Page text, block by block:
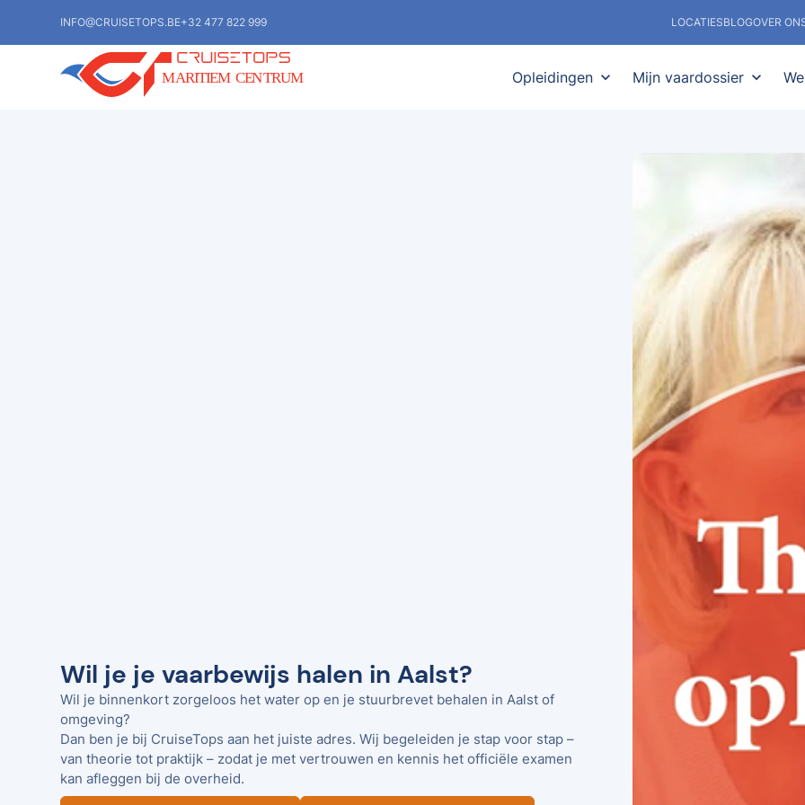
INFO@CRUISETOPS.BE+32 477 822 999 LOCATIESBLOGOVER
Opleidingen expand_more Mijn vaardossier expand_more
Wil je je vaarbewijs halen in Aalst?
Wil je binnenkort zorgeloos het water op en je stuurbrevet behalen in Aalst of
omgeving?
Dan ben je bij CruiseTops aan het juiste adres. Wij begeleiden je stap voor stap –
van theorie tot praktijk – zodat je met vertrouwen en kennis het officiële examen
kan afleggen bij de overheid.